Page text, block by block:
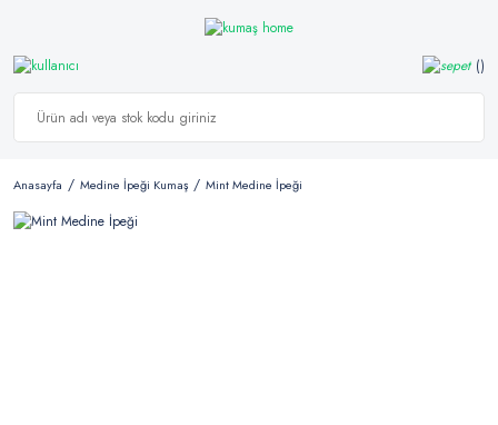
Anasayfa Medine İpeği Kumaş Mint Medine İpeği